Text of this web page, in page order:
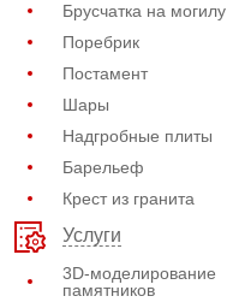
Брусчатка на могилу
Поребрик
Постамент
Шары
Надгробные плиты
Барельеф
Крест из гранита
Услуги
3D-моделирование
памятников